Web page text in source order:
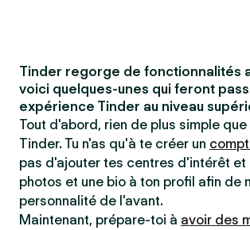
Tinder regorge de fonctionnalités
voici quelques-unes qui feront
expérience Tinder au niveau
Tout d'abord, rien de plus simple
Tinder. Tu n'as qu'à te créer un
pas d'ajouter tes centres d'intérêt et
photos et une bio à ton profil afin de
personnalité de l'avant.
Maintenant, prépare-toi à avoir des